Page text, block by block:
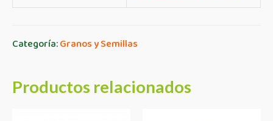
Categoría:Granos y Semillas
Productos relacionados